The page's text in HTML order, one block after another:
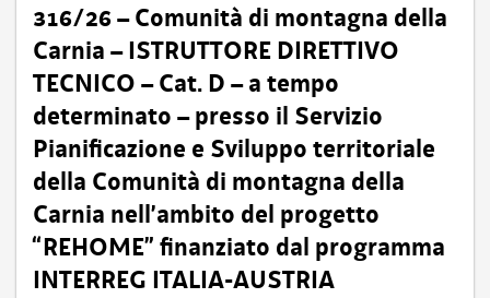
316/26 – Comunità di montagna della
Carnia – ISTRUTTORE DIRETTIVO
TECNICO – Cat. D – a tempo
determinato – presso il Servizio
Pianificazione e Sviluppo territoriale
della Comunità di montagna della
Carnia nell’ambito del progetto
“REHOME” finanziato dal programma
INTERREG ITALIA-AUSTRIA